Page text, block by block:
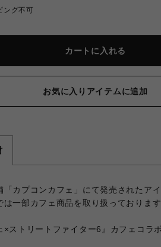
ストリートファイター6 証明写真風ステッカ
2000016498257
ング不可
カートに入れる
お気に入りアイテムに追加
「カプコンカフェ」にて発売されたアイ
は一部カフェ商品を取り扱っております
×ストリートファイター6』カフェコラ